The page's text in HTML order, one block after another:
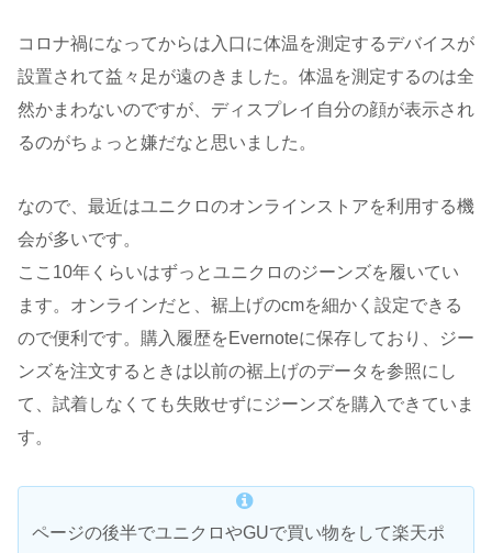
コロナ禍になってからは入口に体温を測定するデバイスが
設置されて益々足が遠のきました。体温を測定するのは全
然かまわないのですが、ディスプレイ自分の顔が表示され
るのがちょっと嫌だなと思いました。
なので、最近はユニクロのオンラインストアを利用する機
会が多いです。
ここ10年くらいはずっとユニクロのジーンズを履いてい
ます。オンラインだと、裾上げのcmを細かく設定できる
ので便利です。購入履歴をEvernoteに保存しており、ジー
ンズを注文するときは以前の裾上げのデータを参照にし
て、試着しなくても失敗せずにジーンズを購入できていま
す。
ページの後半でユニクロやGUで買い物をして楽天ポ